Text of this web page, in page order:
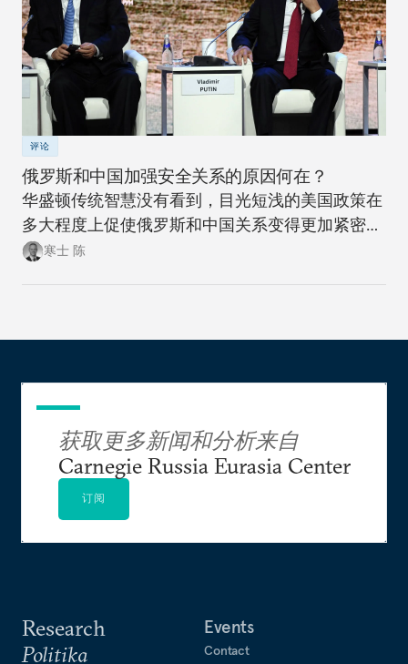
评论
俄罗斯和中国加强安全关系的原因何在？
华盛顿传统智慧没有看到，目光短浅的美国政策在
多大程度上促使俄罗斯和中国关系变得更加紧密。
此次此刻，正是美国政策制定者们重新思考制定一
寒士 陈
Research
Politika
Events
Contact
获取更多新闻和分析来自
Carnegie Russia Eurasia Center
订阅